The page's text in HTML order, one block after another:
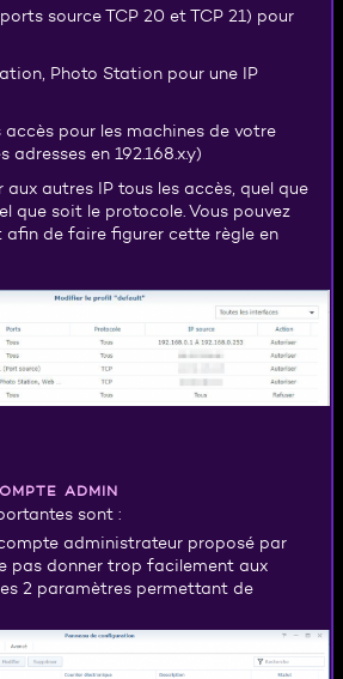
source TCP 20 et TCP 21) pour
Photo Station pour une IP
accès pour les machines de votre
adresses en 192.168.x.y)
autres IP tous les accès, quel que
que soit le protocole. Vous pouvez
de faire figurer cette règle en
admin
sont :
administrateur proposé par
pas donner trop facilement aux
2 paramètres permettant de